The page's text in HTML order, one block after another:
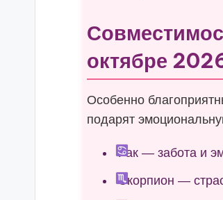
октябре
Особенно
подарят
Рак — забота и
Скорпион —